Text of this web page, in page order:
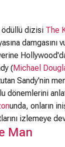
ödüllü dizisi The
damgasını
(Michael
Sandy'nin
dönemlerini
unda, onların
izlemeye
Man